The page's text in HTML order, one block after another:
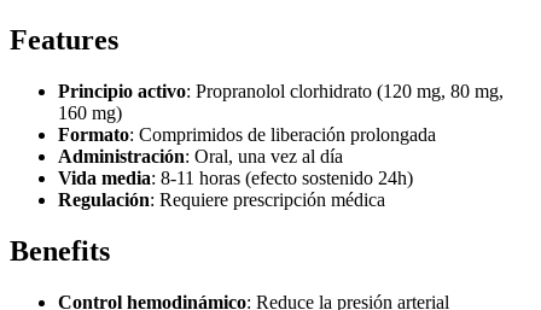
Features
Principio activo: Propranolol clorhidrato (120 mg, 80 mg,
160 mg)
Formato: Comprimidos de liberación prolongada
Administración: Oral, una vez al día
Vida media: 8-11 horas (efecto sostenido 24h)
Regulación: Requiere prescripción médica
Benefits
Control hemodinámico: Reduce la presión arterial